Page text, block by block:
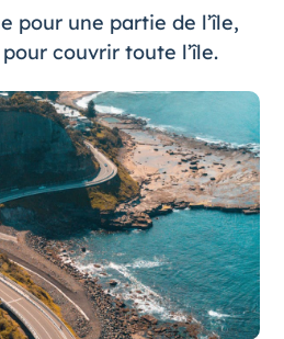
pour une partie de l’île,
couvrir toute l’île.